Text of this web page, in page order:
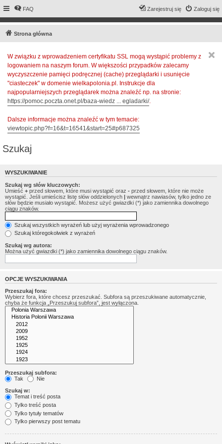
FAQ Zaloguj się
Zarejestruj się
Strona główna
W związku z wprowadzeniem certyfikatu SSL mogą wystąpić problemy z
logowaniem na naszym forum. W większości przypadków zalecamy
wyczyszczenie pamięci podręcznej (cache) przeglądarki i usunięcie
"ciasteczek" w domenie wielkapolonia.pl. Instrukcje dla
najpopularniejszych przeglądarek można znaleźć np. na stronie:
https://pomoc.poczta.onet.pl/baza-wiedz ... egladarki/.
Dalsze informacje można znaleźć w tym temacie:
viewtopic.php?f=16&t=16541&start=25#p687325
Szukaj
WYSZUKIWANIE
Szukaj wg słów kluczowych:
Umieść + przed słowem, które musi wystąpić oraz - przed słowem, które nie może
wystąpić. Jeśli umieścisz listę słów oddzielonych | wewnątrz nawiasów, tylko jedno ze
słów będzie musiało wystąpić. Możesz użyć gwiazdki (*) jako zamiennika dowolnego
ciągu znaków.
Szukaj wszystkich wyrażeń lub użyj wyrażenia wprowadzonego
Szukaj któregokolwiek z wyrażeń
Szukaj wg autora:
Można użyć gwiazdki (*) jako zamiennika dowolnego ciągu znaków.
OPCJE WYSZUKIWANIA
Przeszukaj fora:
Wybierz fora, które chcesz przeszukać. Subfora są przeszukiwane automatycznie,
chyba że funkcja „Przeszukuj subfora”, jest wyłączona.
Przeszukaj subfora:
Tak
Nie
Szukaj w:
Temat i treść posta
Tylko treść posta
Tylko tytuły tematów
Tylko pierwszy post tematu